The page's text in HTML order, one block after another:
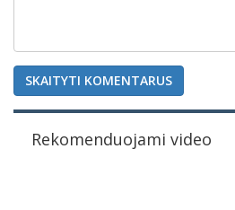
SKAITYTI KOMENTARUS
Rekomenduojami video